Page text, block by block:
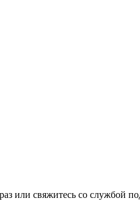
или свяжитесь со службой